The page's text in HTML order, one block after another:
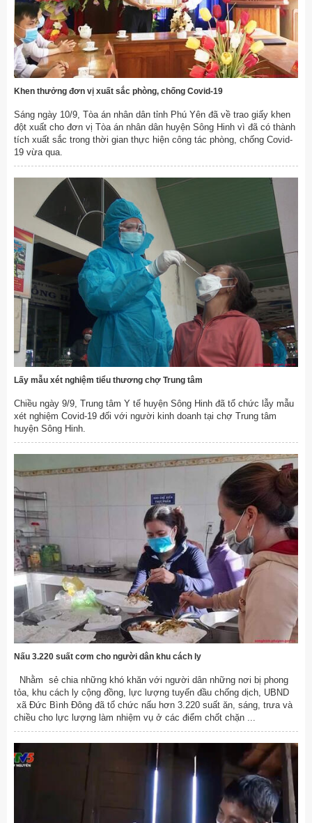
Khen thưởng đơn vị xuất sắc phòng, chống Covid-19
Sáng ngày 10/9, Tòa án nhân dân tỉnh Phú Yên đã về trao giấy khen
đột xuất cho đơn vị Tòa án nhân dân huyện Sông Hinh vì đã có thành
tích xuất sắc trong thời gian thực hiện công tác phòng, chống Covid-
19 vừa qua.
Lấy mẫu xét nghiệm tiểu thương chợ Trung tâm
Chiều ngày 9/9, Trung tâm Y tế huyện Sông Hinh đã tổ chức lẫy mẫu
xét nghiệm Covid-19 đối với người kinh doanh tại chợ Trung tâm
huyện Sông Hinh.
Nấu 3.220 suất cơm cho người dân khu cách ly
Nhằm sẻ chia những khó khăn với người dân những nơi bị phong
tỏa, khu cách ly cộng đồng, lực lượng tuyến đầu chống dịch, UBND
xã Đức Bình Đông đã tổ chức nấu hơn 3.220 suất ăn, sáng, trưa và
chiều cho lực lượng làm nhiệm vụ ở các điểm chốt chặn ...